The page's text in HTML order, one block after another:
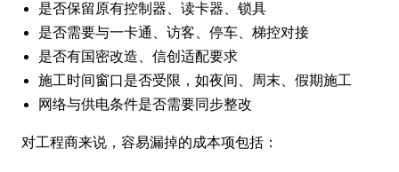
是否保留原有控制器、读卡器、锁具
是否需要与一卡通、访客、停车、梯控对接
是否有国密改造、信创适配要求
施工时间窗口是否受限，如夜间、周末、假期施工
网络与供电条件是否需要同步整改
对工程商来说，容易漏掉的成本项包括：